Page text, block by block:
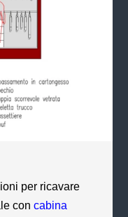
per ricavare
con cabina